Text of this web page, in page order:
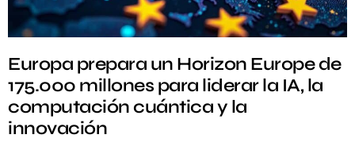
Europa prepara un Horizon Europe de
175.000 millones para liderar la IA, la
computación cuántica y la
innovación